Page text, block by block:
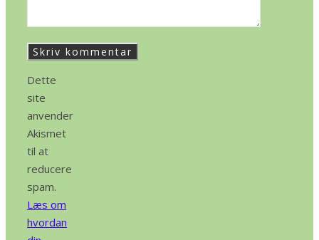
Dette
site
anvender
Akismet
til at
reducere
spam.
Læs om
hvordan